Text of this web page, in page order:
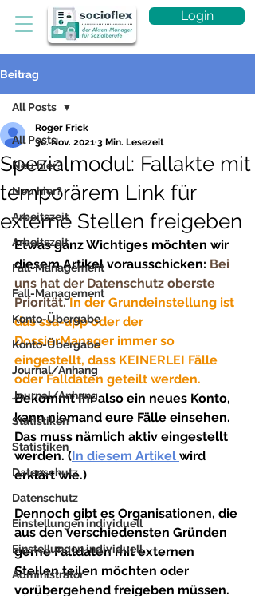
Login
Beitrag
All Posts
Neu hier?
Neu hier?
Arbeitszeit
Arbeitszeit
Fall-Management
Fall-Management
Konto-Übergabe
Konto-Übergabe
Journal/Anhang
Journal/Anhang
Statistiken
Statistiken
Datenschutz
Datenschutz
Einstellungen individuell
Einstellungen individuell
Administrator
All Posts
Spezialmodul: Fallakte mit
temporärem Link für
externe Stellen freigeben
Roger Frick
30. Nov. 2021 3 Min. Lesezeit
Etwas ganz Wichtiges möchten wir
diesem Artikel vorausschicken: Bei
uns hat der Datenschutz oberste
Priorität. In der Grundeinstellung ist
das ssa-app oder der
DossierManager immer so
eingestellt, dass KEINERLEI Fälle
oder Falldaten geteilt werden.
Bekommt Ihr also ein neues Konto,
kann niemand eure Fälle einsehen.
Das muss nämlich aktiv eingestellt
werden. (In diesem Artikel wird
erklärt wie.)
Dennoch gibt es Organisationen, die
aus den verschiedensten Gründen
gerne Falldaten mit externen
Stellen teilen möchten oder
vorübergehend freigeben müssen.